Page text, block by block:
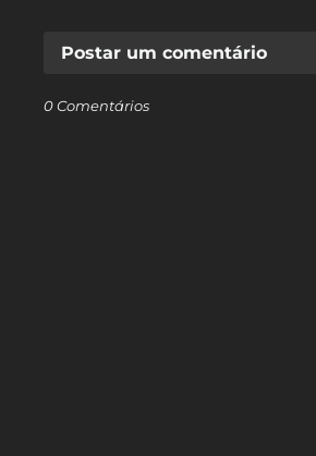
Postar um comentário
0 Comentários